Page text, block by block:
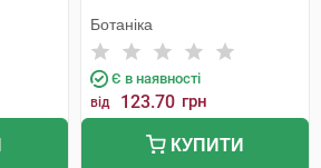
Ботаніка
Є в наявності
від 123.70 грн
КУПИТИ